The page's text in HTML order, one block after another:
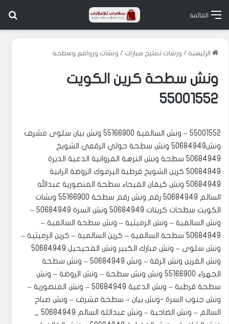
القائمة
الرئيسية / ورشات تصليح سيارات / ونشات وروافع وسطحة
ونش سطحة كرين الكويت
55001552
55001552 – ونش السالمية 55166900 ‏‎ونش بيان سلوى مشرف
ونش50684949 ‏‎ونش سطحة حولي الرقعي الشويخ
50684949 ‏‎سطحة ونش النزهة الفروانية الدعية الديرة
50684949 ‏‎كرين الشويخ قرطبة اليرموك الروضة الرابية
50684949 ‏‎ونش كيفان الفيحاء سطحة المنصورية عبدالله
السالم 50684949 رقم ونش رقم سطحة 55166900 ‏‎ونشات
الكويت سطحات كرينات 50684949 ‏‎ونش السرة 50684949 –
ونش السالمية – ونش الرميثية – ونش سطحة السالمية –
50684949 سطحة السالمية – كرين السالمية – كرين الرميثية –
ونش سلوى – ونش مبارك الكبير ونش الفحيحيل 50684949
ونش القرين ونش الرقة – ونش 50684949 – ونش سطحة
الجهراء 55166900 ونش ونش سطحة – ونش الروضة – ونش
سطحة قرطبة – ونش الدعية 50684949 – ونش المنصورية –
ونش جنوب السرة -ونش بيان – سطحة مشرف – ونش صباح